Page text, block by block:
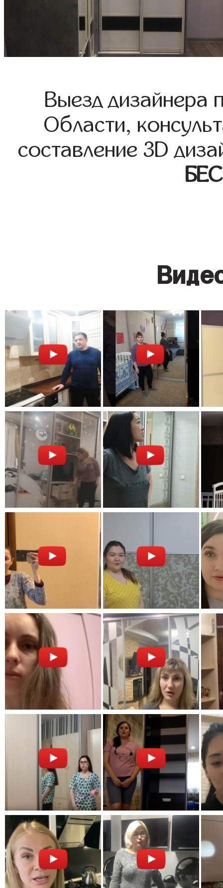
Выезд дизайнера
Области,
составление 3D